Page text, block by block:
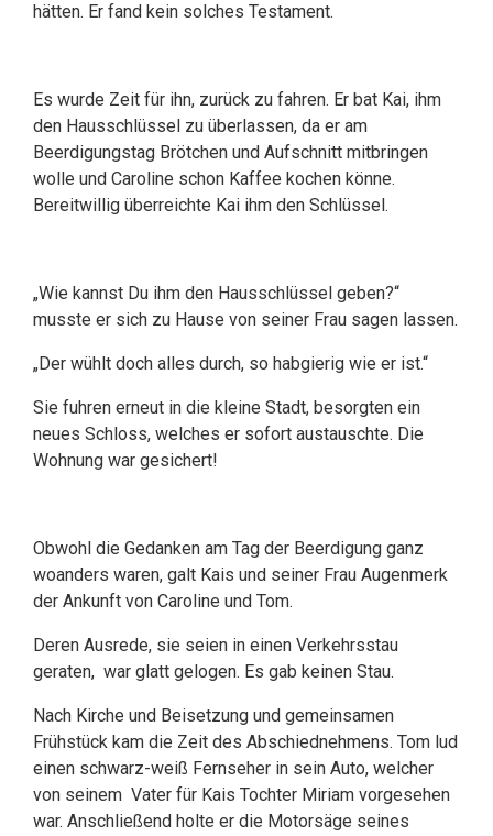
hätten. Er fand kein solches Testament.
Es wurde Zeit für ihn, zurück zu fahren. Er bat Kai, ihm
den Hausschlüssel zu überlassen, da er am
Beerdigungstag Brötchen und Aufschnitt mitbringen
wolle und Caroline schon Kaffee kochen könne.
Bereitwillig überreichte Kai ihm den Schlüssel.
„Wie kannst Du ihm den Hausschlüssel geben?“
musste er sich zu Hause von seiner Frau sagen lassen.
„Der wühlt doch alles durch, so habgierig wie er ist.“
Sie fuhren erneut in die kleine Stadt, besorgten ein
neues Schloss, welches er sofort austauschte. Die
Wohnung war gesichert!
Obwohl die Gedanken am Tag der Beerdigung ganz
woanders waren, galt Kais und seiner Frau Augenmerk
der Ankunft von Caroline und Tom.
Deren Ausrede, sie seien in einen Verkehrsstau
geraten, war glatt gelogen. Es gab keinen Stau.
Nach Kirche und Beisetzung und gemeinsamen
Frühstück kam die Zeit des Abschiednehmens. Tom lud
einen schwarz-weiß Fernseher in sein Auto, welcher
von seinem Vater für Kais Tochter Miriam vorgesehen
war. Anschließend holte er die Motorsäge seines